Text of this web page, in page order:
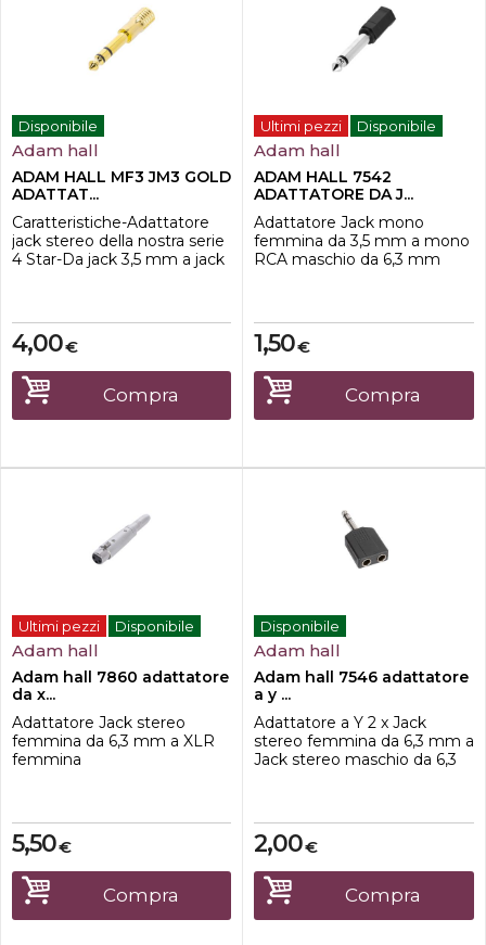
Disponibile
Adam hall
ADAM HALL MF3 JM3 GOLD
ADATTAT...
Caratteristiche-Adattatore
jack stereo della nostra serie
4 Star-Da jack 3,5 mm a jack
mini jack a jack grande
€
4,00
Compra
Ultimi pezzi Disponibile
Adam hall
ADAM HALL 7542
ADATTATORE DA J...
Adattatore Jack mono
femmina da 3,5 mm a mono
RCA maschio da 6,3 mm
€
1,50
Compra
Ultimi pezzi Disponibile
Adam hall
Adam hall 7860 adattatore
da x...
Adattatore Jack stereo
femmina da 6,3 mm a XLR
femmina
€
5,50
Compra
Disponibile
Adam hall
Adam hall 7546 adattatore
a y ...
Adattatore a Y 2 x Jack
stereo femmina da 6,3 mm a
Jack stereo maschio da 6,3
€
2,00
Compra